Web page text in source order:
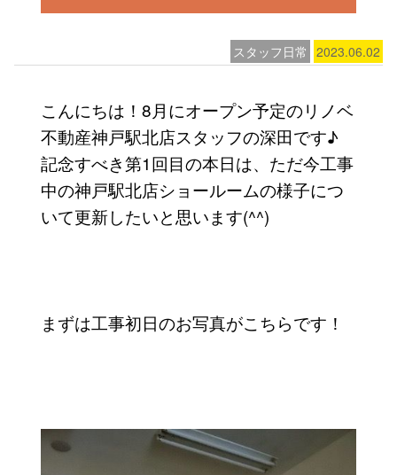
スタッフ日常 2023.06.02
こんにちは！8月にオープン予定のリノベ
不動産神戸駅北店スタッフの深田です♪
記念すべき第1回目の本日は、ただ今工事
中の神戸駅北店ショールームの様子につ
いて更新したいと思います(^^)
まずは工事初日のお写真がこちらです！